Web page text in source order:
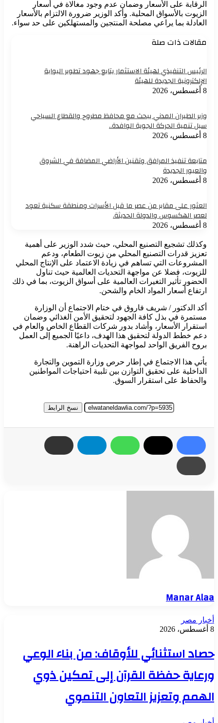
الرقابة على الأسعار وضمان عدم وجود مغالاة في أسعار
الزيوت بالأسواق المحلية. وأكد الوزير ضرورة الالتزام بالأسعار
العادلة بما يراعي مصلحة المنتجين والمستهلكين على حد سواء.
مقالات ذات صلة
الرئيس التنفيذي لهيئة الاستثمار يتابع جهود تطوير البوابة
الإلكترونية الجديدة للهيئة
8 أغسطس، 2026
وزير الطيران المدني يبحث مع محافظ مطروح والقطاع السياحي
سبل تنمية الحركة الجوية الوافدة..
8 أغسطس، 2026
متابعة تنفيذ المرافق وتقنين الأراضي المضافة في الشروق
والعبور الجديدة
8 أغسطس، 2026
العثور على مقابر من عصر ما قبل الأسرات ومنطقة سكنية تعود
لعصر الهكسوس والدولة الحديثة.
8 أغسطس، 2026
وكذلك تشجيع التصنيع المحلي، حيث شدد الوزير على أهمية
تعزيز قدرات التصنيع المحلي من زيوت الطعام، ودعم
المشروعات التي تساهم في زيادة الاعتماد على الإنتاج المحلي
للزيوت، فضلا عن مواجهة التحديات العالمية حيث تناول
الحضور تأثير التغيرات العالمية على أسواق الزيوت، بما في ذلك
ارتفاع أسعار المواد الخام والشحن.
أكد الدكتور / شريف فاروق في ختام الاجتماع أن الوزارة
مستمرة في بذل كافة الجهود لتحقيق الأمن الغذائي وضمان
استقرار الأسعار، وأشاد بدور شركات القطاع الخاص والعام في
دعم خطط الدولة لتحقيق هذا الهدف، داعيًا الجميع إلى العمل
بروح الفريق الواحد لمواجهة التحديات الراهنة.
يأتي هذا الاجتماع في إطار حرص وزارة التموين والتجارة
الداخلية على تحقيق التوازن بين تلبية احتياجات المواطنين
والحفاظ على استقرار السوق.
نسخ الرابط
Manar Alaa
أخبار مصر
8 أغسطس، 2026
حصاد استثنائي للأوقاف: من بناء الوعي
ورعاية حفظة القرآن إلى تمكين ذوي
الهمم وتعزيز التعاون التنموي